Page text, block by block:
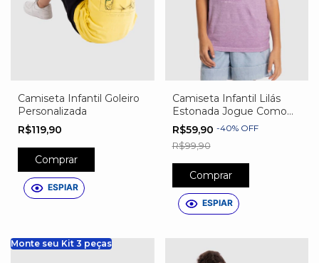
Camiseta Infantil Goleiro
Personalizada
R$119,90
Comprar
ESPIAR
Camiseta Infantil Lilás
Estonada Jogue Como
Uma Garota
R$59,90 -40% OFF
R$99,90
Comprar
ESPIAR
Monte seu Kit 3 peças